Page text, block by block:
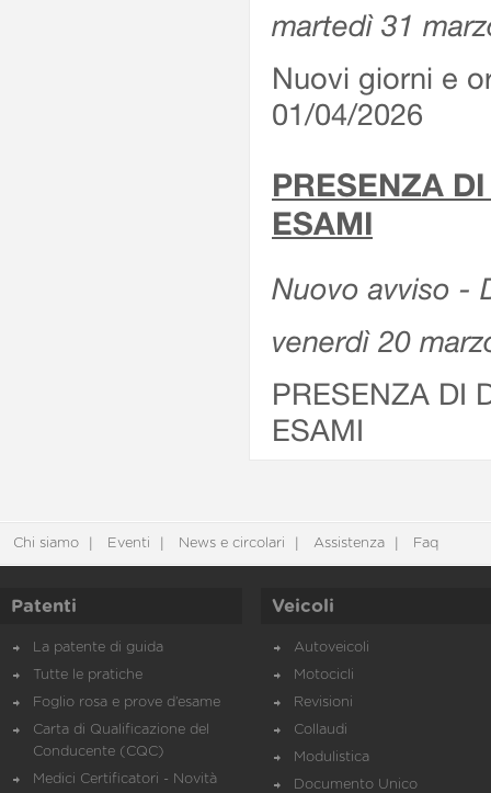
martedì 31
Nuovi giorni e
01/04/2026
PRESENZA
ESAMI
Nuovo avviso -
venerdì 20
PRESENZA DI
ESAMI
Chi siamo Eventi News e circolari Assistenza Faq
Patenti
La patente di guida
Tutte le pratiche
Foglio rosa e prove d’esame
Carta di Qualificazione del
Conducente (CQC)
Medici Certificatori - Novità
Veicoli
Autoveicoli
Motocicli
Revisioni
Collaudi
Modulistica
Documento Unico